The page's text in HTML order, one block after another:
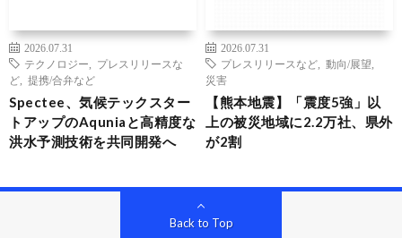
2026.07.31
テクノロジー
プレスリリースな
ど
提携/合弁など
Spectee、気候テックスター
トアップのAquniaと高精度な
洪水予測技術を共同開発へ
2026.07.31
プレスリリースなど
動向/展望
災害
【熊本地震】「震度5強」以
上の被災地域に2.2万社、県外
が2割
Back to Top